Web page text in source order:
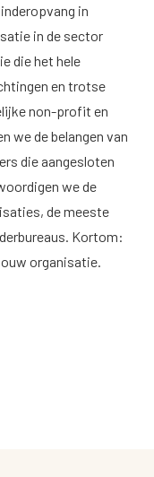
in
in de sector
die het hele
en trotse
non-profit en
we de belangen van
die aangesloten
we de
de meeste
Kortom:
organisatie.